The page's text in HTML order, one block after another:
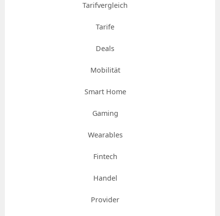
Tarifvergleich
Tarife
Deals
Mobilität
Smart Home
Gaming
Wearables
Fintech
Handel
Provider